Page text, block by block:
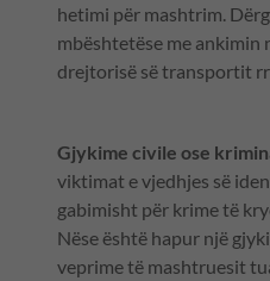
hetimi për mashtrim.
mbështetëse me ankimin
drejtorisë së transportit
Gjykime civile ose
viktimat e vjedhjes së
gabimisht për krime të
Nëse është hapur një
veprime të mashtruesit